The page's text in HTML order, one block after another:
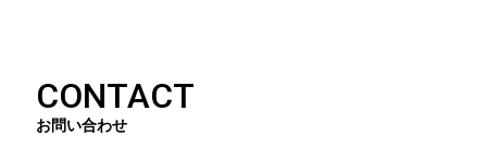
CONTACT
お問い合わせ